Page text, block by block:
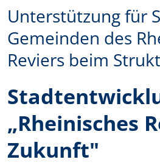
Unterstützung für
Gemeinden des
Reviers beim
„Rheinisches
Zukunft"